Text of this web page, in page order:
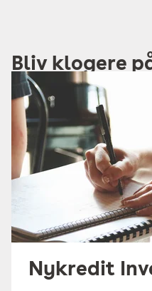
Bliv klogere
Nykredit